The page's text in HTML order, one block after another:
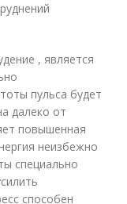
, является
пульса будет
далеко от
повышенная
неизбежно
специально
способен